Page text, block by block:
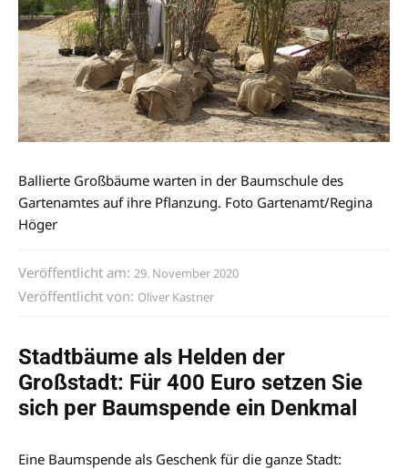
Ballierte Großbäume warten in der Baumschule des
Gartenamtes auf ihre Pflanzung. Foto Gartenamt/Regina
Höger
Veröffentlicht am: 29. November 2020
Veröffentlicht von: Oliver Kastner
Stadtbäume als Helden der
Großstadt: Für 400 Euro setzen Sie
sich per Baumspende ein Denkmal
Eine Baumspende als Geschenk für die ganze Stadt: